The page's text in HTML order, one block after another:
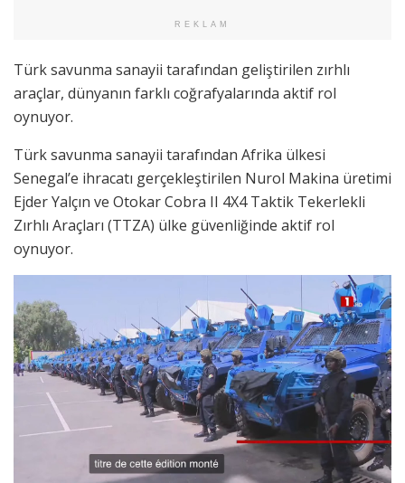
REKLAM
Türk savunma sanayii tarafından geliştirilen zırhlı
araçlar, dünyanın farklı coğrafyalarında aktif rol
oynuyor.
Türk savunma sanayii tarafından Afrika ülkesi
Senegal’e ihracatı gerçekleştirilen Nurol Makina üretimi
Ejder Yalçın ve Otokar Cobra II 4X4 Taktik Tekerlekli
Zırhlı Araçları (TTZA) ülke güvenliğinde aktif rol
oynuyor.